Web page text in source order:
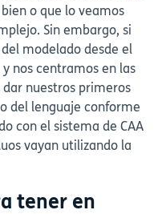
o que lo veamos
Sin embargo, si
modelado desde el
nos centramos en las
nuestros primeros
del lenguaje conforme
con el sistema de CAA
vayan utilizando la
tener en